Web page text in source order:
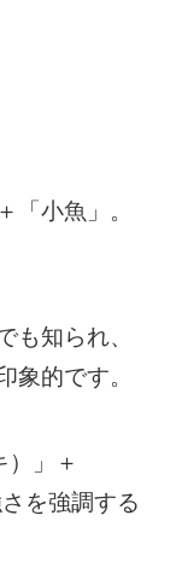
「小魚」。
知られ、
的です。
」＋
を強調する